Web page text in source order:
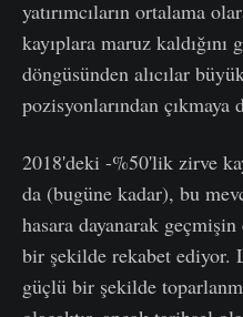
yatırımcıların ortalama
kayıplara maruz
döngüsünden alıcılar
pozisyonlarından çıkmaya
2018'deki -%50'lik zirve
da (bugüne kadar), bu
hasara dayanarak geçmişin
bir şekilde rekabet ediyor.
güçlü bir şekilde